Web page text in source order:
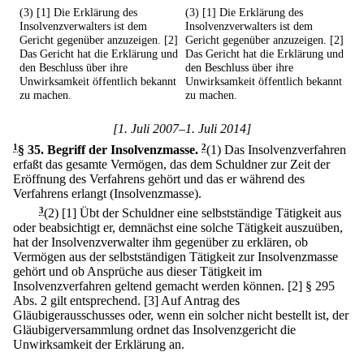
(3) [1] Die Erklärung des
Insolvenzverwalters ist dem
Gericht gegenüber anzuzeigen. [2]
Das Gericht hat die Erklärung und
den Beschluss über ihre
Unwirksamkeit öffentlich bekannt
zu machen.
(3) [1] Die Erklärung des
Insolvenzverwalters ist dem
Gericht gegenüber anzuzeigen. [2]
Das Gericht hat die Erklärung und
den Beschluss über ihre
Unwirksamkeit öffentlich bekannt
zu machen.
[1. Juli 2007–1. Juli 2014]
1§ 35. Begriff der Insolvenzmasse. 2(1) Das Insolvenzverfahren
erfaßt das gesamte Vermögen, das dem Schuldner zur Zeit der
Eröffnung des Verfahrens gehört und das er während des
Verfahrens erlangt (Insolvenzmasse).
3(2) [1] Übt der Schuldner eine selbstständige Tätigkeit aus
oder beabsichtigt er, demnächst eine solche Tätigkeit auszuüben,
hat der Insolvenzverwalter ihm gegenüber zu erklären, ob
Vermögen aus der selbstständigen Tätigkeit zur Insolvenzmasse
gehört und ob Ansprüche aus dieser Tätigkeit im
Insolvenzverfahren geltend gemacht werden können. [2] § 295
Abs. 2 gilt entsprechend. [3] Auf Antrag des
Gläubigerausschusses oder, wenn ein solcher nicht bestellt ist, der
Gläubigerversammlung ordnet das Insolvenzgericht die
Unwirksamkeit der Erklärung an.